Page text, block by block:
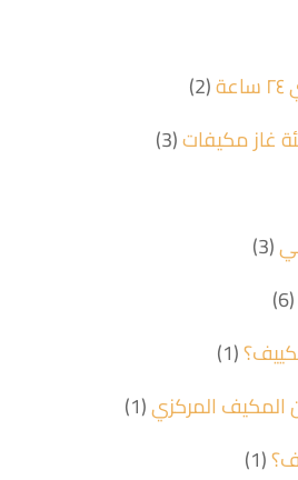
(2)
غاز مكيفات(3)
(3)
(1)
المكيف المركزي(1)
(1)